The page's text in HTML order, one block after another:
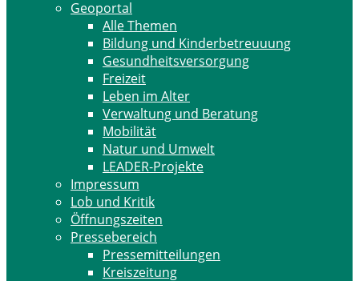
Geoportal
Alle Themen
Bildung und Kinderbetreuuung
Gesundheitsversorgung
Freizeit
Leben im Alter
Verwaltung und Beratung
Mobilität
Natur und Umwelt
LEADER-Projekte
Impressum
Lob und Kritik
Öffnungszeiten
Pressebereich
Pressemitteilungen
Kreiszeitung